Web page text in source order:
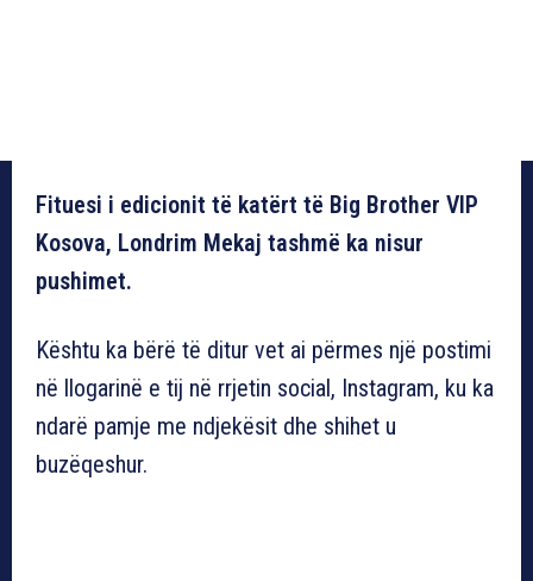
Fituesi i edicionit të katërt të Big Brother VIP
Kosova, Londrim Mekaj tashmë ka nisur
pushimet.
Kështu ka bërë të ditur vet ai përmes një postimi
në llogarinë e tij në rrjetin social, Instagram, ku ka
ndarë pamje me ndjekësit dhe shihet u
buzëqeshur.